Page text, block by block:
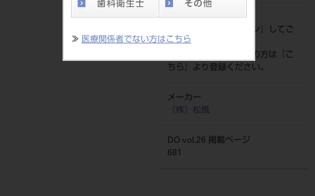
≫ 医療関係者でない方はこちら
標準価格
ログイン
』してご
覧ください。
ネット会員登録がまだの方は『
こ
ちら
』より登録ください。
メーカー
（株）松風
DO vol.26 掲載ページ
681